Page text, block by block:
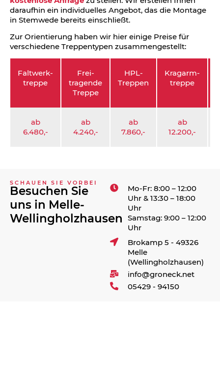
daraufhin ein individuelles Angebot, das die Montage
in Stemwede bereits einschließt.
Zur Orientierung haben wir hier einige Preise für
verschiedene Treppentypen zusammengestellt:
Faltwerk­
treppe
Frei­
tragende
Treppe
HPL-
Treppen
Kragarm­
treppe
ab
6.480,-
ab
4.240,-
ab
7.860,-
ab
12.200,-
SCHAUEN SIE VORBEI
Besuchen Sie
uns in Melle-
Wellingholzhausen
Mo-Fr: 8:00 – 12:00
Uhr & 13:30 – 18:00
Uhr
Samstag: 9:00 – 12:00
Uhr
Brokamp 5 - 49326
Melle
(Wellingholzhausen)
info@groneck.net
05429 - 94150